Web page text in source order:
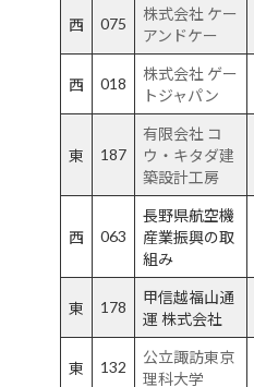
西 075
株式会社 ケー
アンドケー
西 018
株式会社 ゲー
トジャパン
東 187
有限会社 コ
ウ・キタダ建
築設計工房
西 063
長野県航空機
産業振興の取
組み
東 178
甲信越福山通
運 株式会社
東 132
公立諏訪東京
理科大学